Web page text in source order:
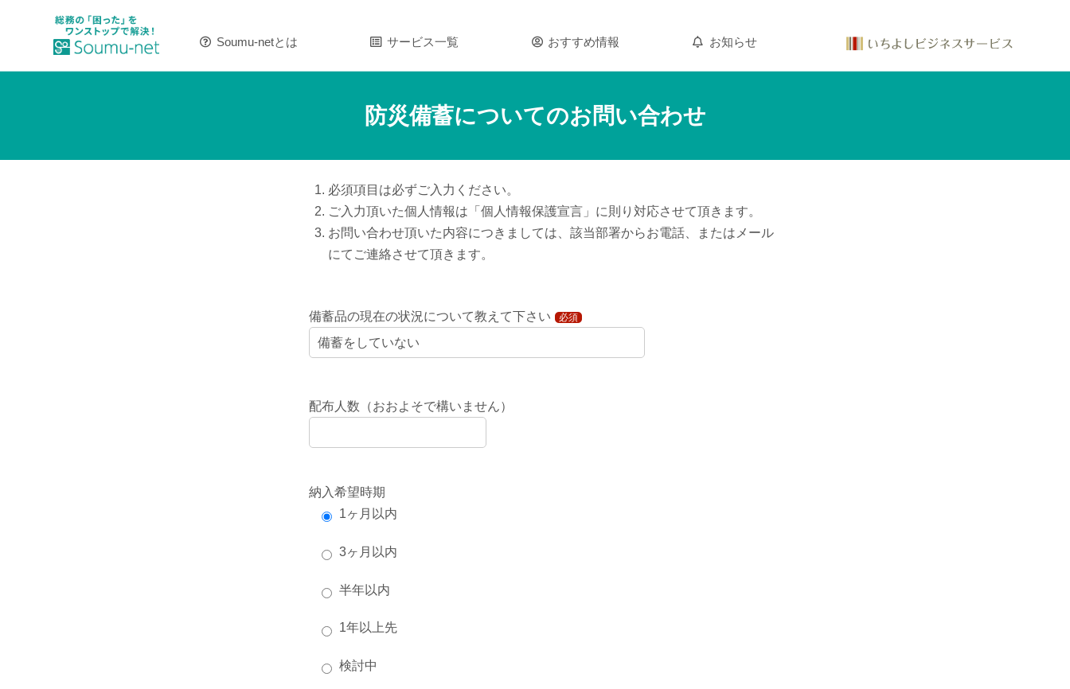
Soumu-netとは サービス一覧 おすすめ情報 お知らせ
防災備蓄についてのお問い合わせ
必須項目は必ずご入力ください。
ご入力頂いた個人情報は「個人情報保護宣言」に則り対応させて頂きます。
お問い合わせ頂いた内容につきましては、該当部署からお電話、またはメール
にてご連絡させて頂きます。
備蓄品の現在の状況について教えて下さい 必須
配布人数（おおよそで構いません）
納入希望時期
1ヶ月以内
3ヶ月以内
半年以内
1年以上先
検討中